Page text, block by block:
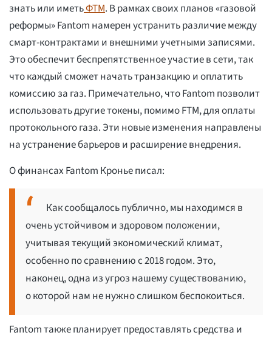
знать или иметьФТМ. В рамках своих планов «газовой
реформы» Fantom намерен устранить различие между
смарт-контрактами и внешними учетными записями.
Это обеспечит беспрепятственное участие в сети, так
что каждый сможет начать транзакцию и оплатить
комиссию за газ. Примечательно, что Fantom позволит
использовать другие токены, помимо FTM, для оплаты
протокольного газа. Эти новые изменения направлены
на устранение барьеров и расширение внедрения.
О финансах Fantom Кронье писал:
Как сообщалось публично, мы находимся в
очень устойчивом и здоровом положении,
учитывая текущий экономический климат,
особенно по сравнению с 2018 годом. Это,
наконец, одна из угроз нашему существованию,
о которой нам не нужно слишком беспокоиться.
Fantom также планирует предоставлять средства и